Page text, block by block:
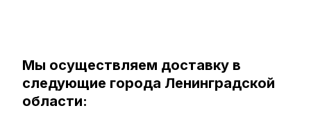
Мы осуществляем доставку в
следующие города Ленинградской
области: